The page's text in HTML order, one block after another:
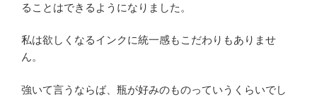
ることはできるようになりました。
私は欲しくなるインクに統一感もこだわりもありませ
ん。
強いて言うならば、瓶が好みのものっていうくらいでし